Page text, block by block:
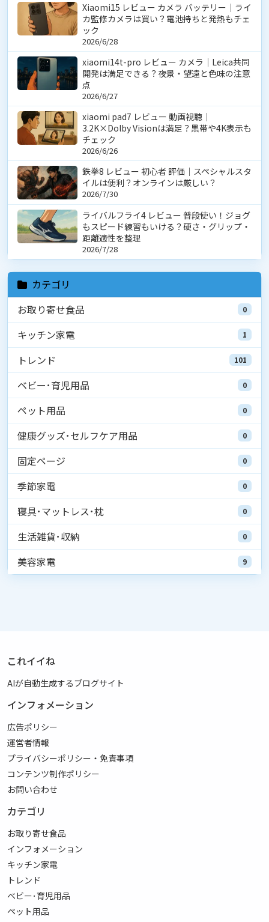
Xiaomi15 レビュー カメラ バッテリー｜ライ
カ監修カメラは買い？電池持ちと発熱もチェ
ック
2026/6/28
xiaomi14t-pro レビュー カメラ｜Leica共同
開発は満足できる？夜景・望遠と色味の注意
点
2026/6/27
xiaomi pad7 レビュー 動画視聴｜
3.2K×Dolby Visionは満足？黒帯や4K表示も
チェック
2026/6/26
鉄拳8 レビュー 初心者 評価｜スペシャルスタ
イルは便利？オンラインは厳しい？
2026/7/30
ライバルフライ4 レビュー 普段使い！ジョグ
もスピード練習もいける？硬さ・グリップ・
距離適性を整理
2026/7/28
カテゴリ
お取り寄せ食品
0
キッチン家電 1
トレンド 101
ベビー･育児用品 0
ペット用品 0
健康グッズ･セルフケア用品 0
固定ページ 0
季節家電 0
寝具･マットレス･枕 0
生活雑貨･収納 0
美容家電 9
これイイね
AIが自動生成するブログサイト
インフォメーション
広告ポリシー
運営者情報
プライバシーポリシー・免責事項
コンテンツ制作ポリシー
お問い合わせ
カテゴリ
お取り寄せ食品
インフォメーション
キッチン家電
トレンド
ベビー･育児用品
ペット用品